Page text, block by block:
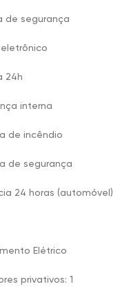
de segurança
24h
interna
de incêndio
de segurança
24 horas (automóvel)
Elétrico
privativos: 1